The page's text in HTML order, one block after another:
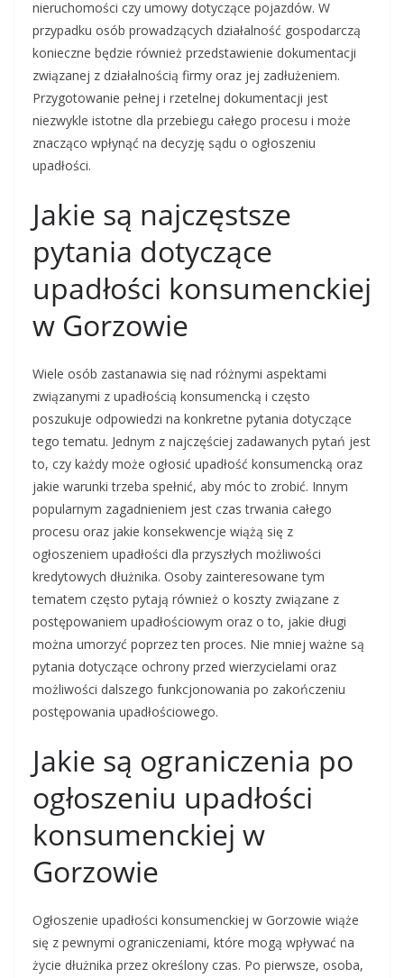
nieruchomości czy umowy dotyczące pojazdów. W
przypadku osób prowadzących działalność gospodarczą
konieczne będzie również przedstawienie dokumentacji
związanej z działalnością firmy oraz jej zadłużeniem.
Przygotowanie pełnej i rzetelnej dokumentacji jest
niezwykle istotne dla przebiegu całego procesu i może
znacząco wpłynąć na decyzję sądu o ogłoszeniu
upadłości.
Jakie są najczęstsze
pytania dotyczące
upadłości konsumenckiej
w Gorzowie
Wiele osób zastanawia się nad różnymi aspektami
związanymi z upadłością konsumencką i często
poszukuje odpowiedzi na konkretne pytania dotyczące
tego tematu. Jednym z najczęściej zadawanych pytań jest
to, czy każdy może ogłosić upadłość konsumencką oraz
jakie warunki trzeba spełnić, aby móc to zrobić. Innym
popularnym zagadnieniem jest czas trwania całego
procesu oraz jakie konsekwencje wiążą się z
ogłoszeniem upadłości dla przyszłych możliwości
kredytowych dłużnika. Osoby zainteresowane tym
tematem często pytają również o koszty związane z
postępowaniem upadłościowym oraz o to, jakie długi
można umorzyć poprzez ten proces. Nie mniej ważne są
pytania dotyczące ochrony przed wierzycielami oraz
możliwości dalszego funkcjonowania po zakończeniu
postępowania upadłościowego.
Jakie są ograniczenia po
ogłoszeniu upadłości
konsumenckiej w
Gorzowie
Ogłoszenie upadłości konsumenckiej w Gorzowie wiąże
się z pewnymi ograniczeniami, które mogą wpływać na
życie dłużnika przez określony czas. Po pierwsze, osoba,